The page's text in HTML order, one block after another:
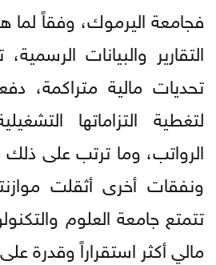
فجامعة اليرموك، وفقاً
التقارير والبيانات
تحديات مالية متراكمة،
لتغطية التزاماتها
الرواتب، وما ترتب على
ونفقات أخرى أثقلت
تتمتع جامعة العلوم
مالي أكثر استقراراً وقدرة على